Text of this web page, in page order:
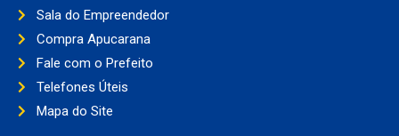
Sala do Empreendedor
Compra Apucarana
Fale com o Prefeito
Telefones Úteis
Mapa do Site